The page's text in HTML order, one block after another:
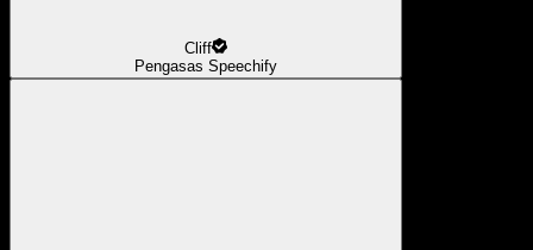
Cliff
Pengasas Speechify